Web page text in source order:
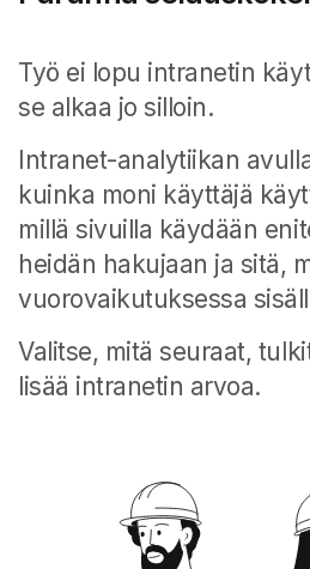
Työ ei lopu intranetin
se alkaa jo silloin.
Intranet-analytiikan
kuinka moni käyttäjä
millä sivuilla käydään
heidän hakujaan ja sitä,
vuorovaikutuksessa
Valitse, mitä seuraat,
lisää intranetin arvoa.